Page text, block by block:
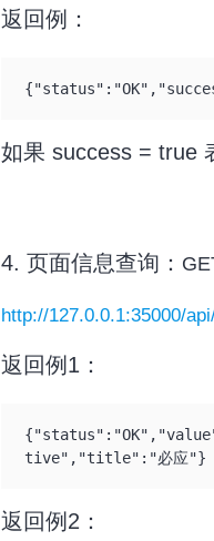
返回例：
如果 success = true
4. 页面信息查询：
http://127.0.0.1:35000/
返回例1：
tive","title":"必应"}
返回例2：